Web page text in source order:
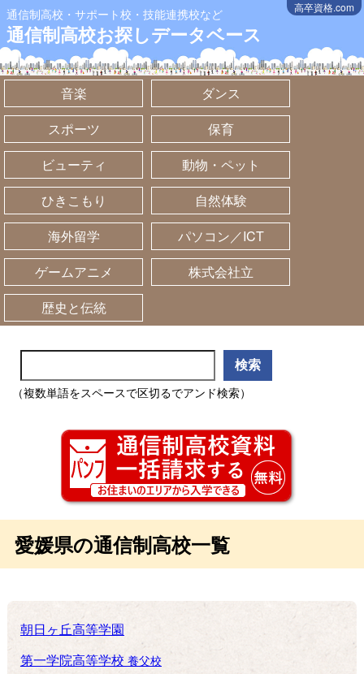
通信制高校・サポート校・技能連携校など
通信制高校お探しデータベース
高卒資格.com
音楽
ダンス
スポーツ
保育
ビューティ
動物・ペット
ひきこもり
自然体験
海外留学
パソコン／ICT
ゲームアニメ
株式会社立
歴史と伝統
（複数単語をスペースで区切るでアンド検索）
愛媛県の通信制高校一覧
朝日ヶ丘高等学園
第一学院高等学校 養父校